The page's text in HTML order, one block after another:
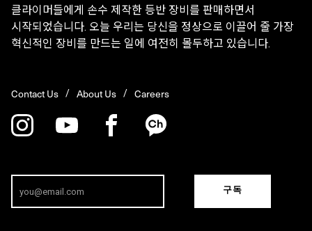
클라이머들에게 손수 제작한 등반 장비를 판매하면서
시작되었습니다. 오늘 우리는 당신을 정상으로 이끌어 줄 가장
혁신적인 장비를 만드는 일에 여전히 몰두하고 있습니다.
Contact Us About Us Careers
구독